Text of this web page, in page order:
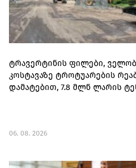
ტრავერტინის ფილები,
კოსტავაზე ტროტუარების
დამატებით, 7.8 მლნ ლარის
06. 08. 2026